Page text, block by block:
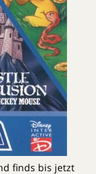
finds bis jetzt